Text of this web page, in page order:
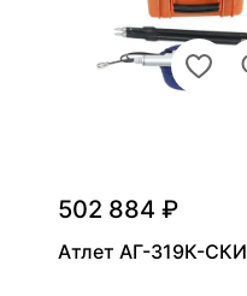
502 884 ₽
Атлет АГ-319К-СКИ